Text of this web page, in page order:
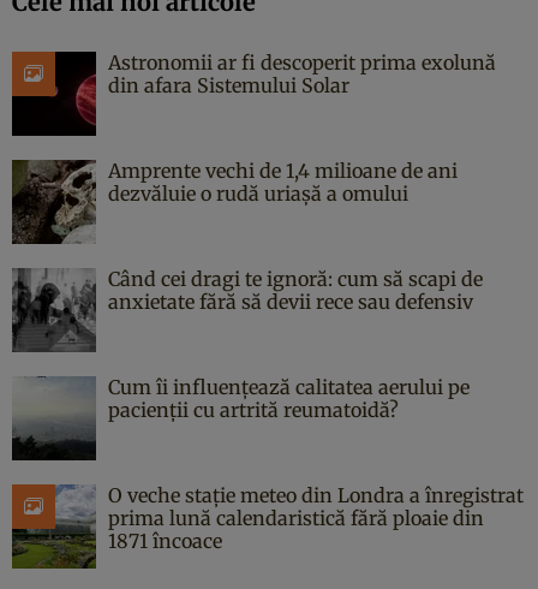
Astronomii ar fi descoperit prima exolună
din afara Sistemului Solar
Amprente vechi de 1,4 milioane de ani
dezvăluie o rudă uriașă a omului
Când cei dragi te ignoră: cum să scapi de
anxietate fără să devii rece sau defensiv
Cum îi influențează calitatea aerului pe
pacienții cu artrită reumatoidă?
O veche stație meteo din Londra a înregistrat
prima lună calendaristică fără ploaie din
1871 încoace